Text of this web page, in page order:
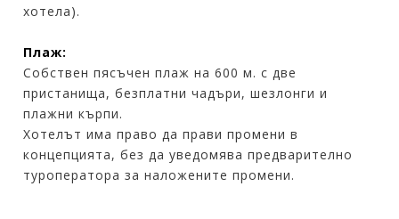
хотела).
Плаж:
Собствен пясъчен плаж на 600 м. с две
пристанища, безплатни чадъри, шезлонги и
плажни кърпи.
Хотелът има право да прави промени в
концепцията, без да уведомява предварително
туроператора за наложените промени.